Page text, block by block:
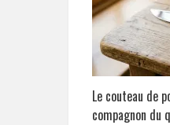
Le couteau de
compagnon du